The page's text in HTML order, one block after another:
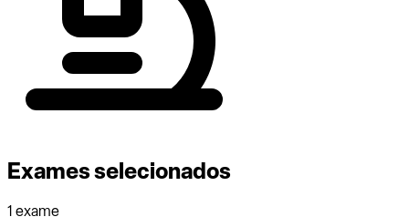
Exames selecionados
1 exame